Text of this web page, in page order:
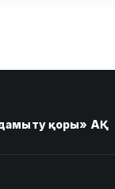
дамыту қоры» АҚ